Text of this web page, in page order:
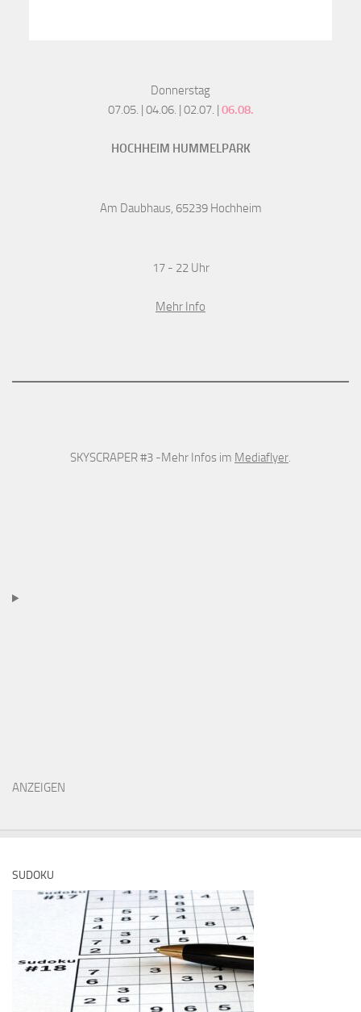
Donnerstag
07.05. | 04.06. | 02.07. | 06.08.
HOCHHEIM HUMMELPARK
Am Daubhaus, 65239 Hochheim
17 - 22 Uhr
Mehr Info
SKYSCRAPER #3 -Mehr Infos im Mediaflyer.
ANZEIGEN
SUDOKU